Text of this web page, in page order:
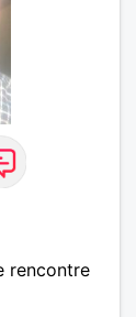
rencontre